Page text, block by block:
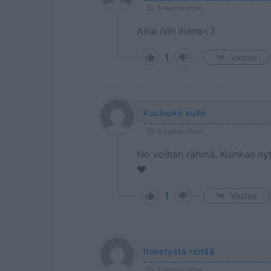
5 vuotta sitten
Aina niin ihana<3
1 Vastaa
Kuuluuko sulle.
5 vuotta sitten
No voihan rähmä. Kuinkas
❤️
1 Vastaa
Ihmetystä riittää